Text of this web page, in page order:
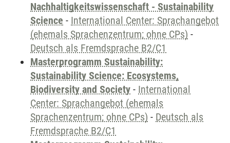
Nachhaltigkeitswissenschaft - Sustainability
Science - International Center: Sprachangebot
(ehemals Sprachenzentrum; ohne CPs) -
Deutsch als Fremdsprache B2/C1
Masterprogramm Sustainability:
Sustainability Science: Ecosystems,
Biodiversity and Society - International
Center: Sprachangebot (ehemals
Sprachenzentrum; ohne CPs) - Deutsch als
Fremdsprache B2/C1